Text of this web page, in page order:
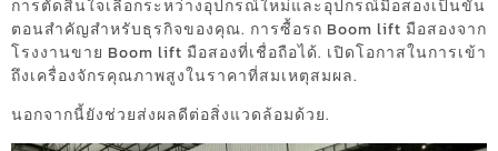
การตัดสินใจเลือกระหว่างอุปกรณ์ใหม่และอุปกรณ์มือสองเป็นขั้น
ตอนสำคัญสำหรับธุรกิจของคุณ. การซื้อรถ Boom lift มือสองจาก
โรงงานขาย Boom lift มือสองที่เชื่อถือได้. เปิดโอกาสในการเข้า
ถึงเครื่องจักรคุณภาพสูงในราคาที่สมเหตุสมผล.
นอกจากนี้ยังช่วยส่งผลดีต่อสิ่งแวดล้อมด้วย.